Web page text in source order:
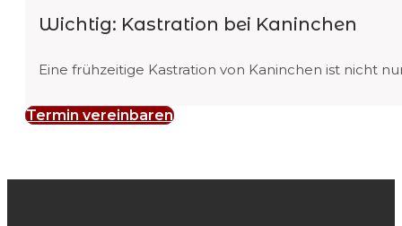
Wichtig: Kastration bei Kaninchen
Eine frühzeitige Kastration von Kaninchen ist nicht
Termin vereinbaren